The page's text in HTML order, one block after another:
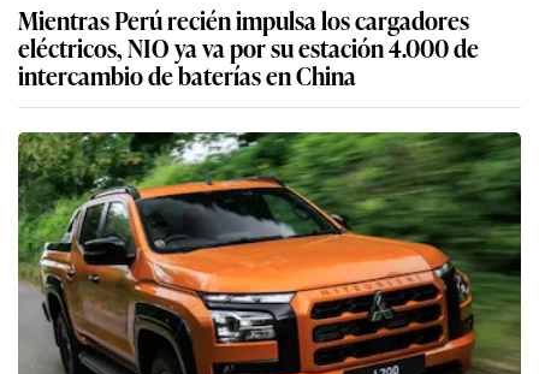
Mientras Perú recién impulsa los cargadores
eléctricos, NIO ya va por su estación 4.000 de
intercambio de baterías en China